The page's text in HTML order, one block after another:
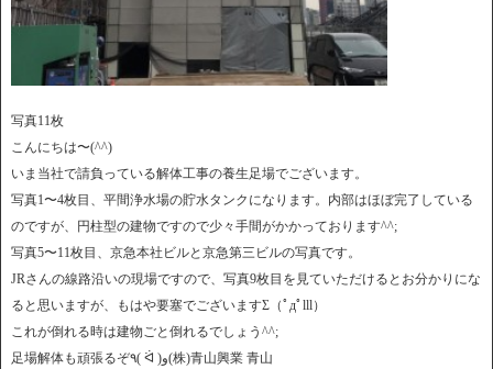
写真11枚
こんにちは〜(^^)
いま当社で請負っている解体工事の養生足場でございます。
写真1〜4枚目、平間浄水場の貯水タンクになります。内部はほぼ完了している
のですが、円柱型の建物ですので少々手間がかかっております^^;
写真5〜11枚目、京急本社ビルと京急第三ビルの写真です。
JRさんの線路沿いの現場ですので、写真9枚目を見ていただけるとお分かりにな
ると思いますが、もはや要塞でございますΣ（ﾟдﾟlll）
これが倒れる時は建物ごと倒れるでしょう^^;
足場解体も頑張るぞ٩( ᐛ )و(株)青山興業 青山